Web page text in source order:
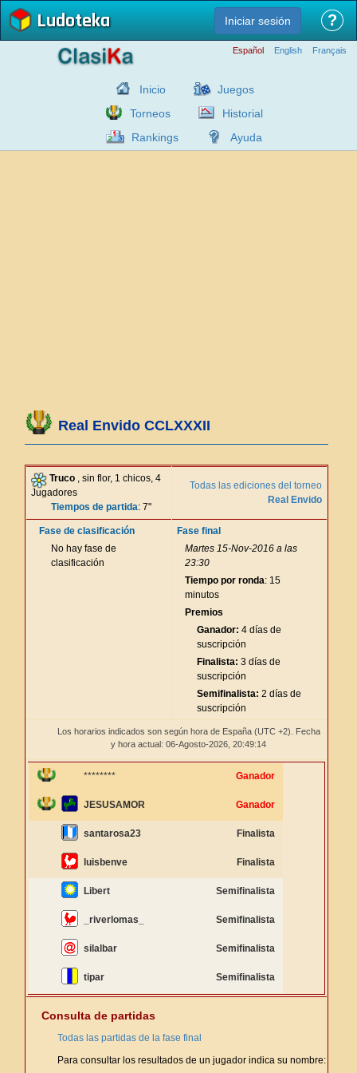
Ludoteka Iniciar sesión ?
Español English Français
Inicio
Juegos
Torneos
Historial
Rankings
Ayuda
Real Envido CCLXXXII
Truco , sin flor, 1 chicos, 4
Jugadores
Tiempos de partida: 7"
Todas las ediciones del torneo
Real Envido
Fase de clasificación
No hay fase de
clasificación
Fase final
Martes 15-Nov-2016 a las
23:30
Tiempo por ronda: 15
minutos
Premios
Ganador: 4 días de
suscripción
Finalista: 3 días de
suscripción
Semifinalista: 2 días de
suscripción
Los horarios indicados son según hora de España (UTC +2). Fecha
y hora actual: 06-Agosto-2026, 20:49:14
******** Ganador
JESUSAMOR Ganador
santarosa23 Finalista
luisbenve Finalista
Libert Semifinalista
_riverlomas_ Semifinalista
silalbar Semifinalista
tipar Semifinalista
Consulta de partidas
Todas las partidas de la fase final
Para consultar los resultados de un jugador indica su nombre: